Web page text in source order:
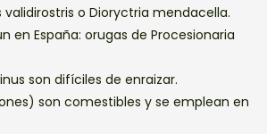
validirostris o Dioryctria mendacella.
en España: orugas de Procesionaria
son difíciles de enraizar.
son comestibles y se emplean en